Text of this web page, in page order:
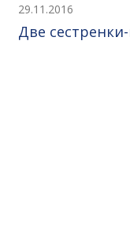
29.11.2016
Две